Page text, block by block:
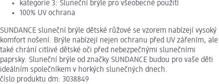
kategorie 3: Sluneční brýle pro všeobecné použití
100% UV ochrana
SUNDANCE sluneční brýle dětské růžové se vzorem nabízejí vysoký
komfort nošení. Brýle nabízejí nejen ochranu před UV zářením, ale
také chrání citlivé dětské oči před nebezpečnými slunečními
paprsky. Sluneční brýle od značky SUNDANCE budou pro vaše děti
ideálním společníkem v horkých slunečných dnech.
číslo produktu dm: 3038849